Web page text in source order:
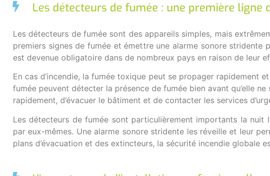
Les détecteurs de fumée : une première ligne
Les détecteurs de fumée sont des appareils simples, mais
premiers signes de fumée et émettre une alarme sonore stridente
est devenue obligatoire dans de nombreux pays en raison de leur
En cas d’incendie, la fumée toxique peut se propager
fumée peuvent détecter la présence de fumée bien avant qu’elle
rapidement, d’évacuer le bâtiment et de contacter les services
Les détecteurs de fumée sont particulièrement importants la
par eux-mêmes. Une alarme sonore stridente les réveille et leur
plans d’évacuation et des extincteurs, la sécurité incendie globale